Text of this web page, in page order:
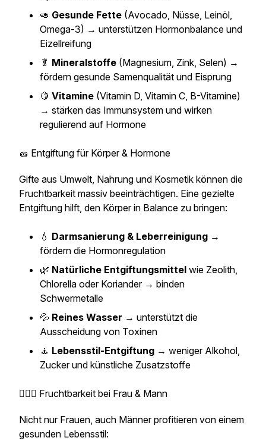
🥑 Gesunde Fette (Avocado, Nüsse, Leinöl,
Omega-3) → unterstützen Hormonbalance und
Eizellreifung
🥬 Mineralstoffe (Magnesium, Zink, Selen) →
fördern gesunde Samenqualität und Eisprung
🍋 Vitamine (Vitamin D, Vitamin C, B-Vitamine)
→ stärken das Immunsystem und wirken
regulierend auf Hormone
🧽 Entgiftung für Körper & Hormone
Gifte aus Umwelt, Nahrung und Kosmetik können die
Fruchtbarkeit massiv beeinträchtigen. Eine gezielte
Entgiftung hilft, den Körper in Balance zu bringen:
💧 Darmsanierung & Leberreinigung →
fördern die Hormonregulation
🌿 Natürliche Entgiftungsmittel wie Zeolith,
Chlorella oder Koriander → binden
Schwermetalle
💦 Reines Wasser → unterstützt die
Ausscheidung von Toxinen
🧘 Lebensstil-Entgiftung → weniger Alkohol,
Zucker und künstliche Zusatzstoffe
👩‍❤️‍👨 Fruchtbarkeit bei Frau & Mann
Nicht nur Frauen, auch Männer profitieren von einem
gesunden Lebensstil: